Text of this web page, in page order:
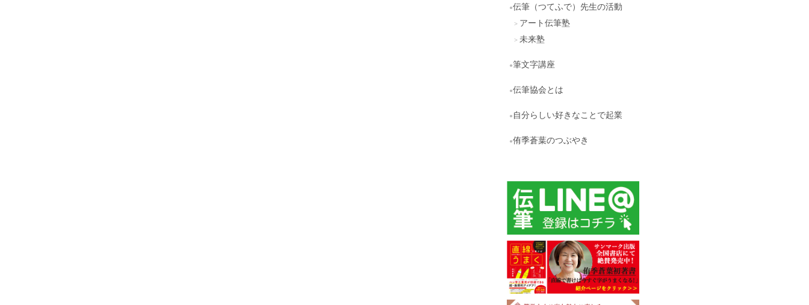
伝筆（つてふで）先生の活動
アート伝筆塾
未来塾
筆文字講座
伝筆協会とは
自分らしい好きなことで起業
侑季蒼葉のつぶやき